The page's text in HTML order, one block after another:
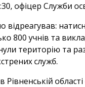
офіцер Служби
відреагував:
800 учнів та
територію та
служб.
Рівненській